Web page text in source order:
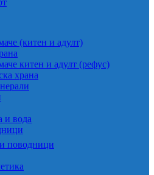
(китен и адулт)
китен и адулт (рефус)
храна
и вода
поводници